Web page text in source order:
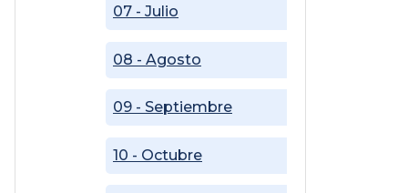
07 - Julio
08 - Agosto
09 - Septiembre
10 - Octubre